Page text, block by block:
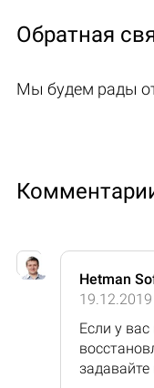
Обратная
Мы будем рады
Hetman
Если у